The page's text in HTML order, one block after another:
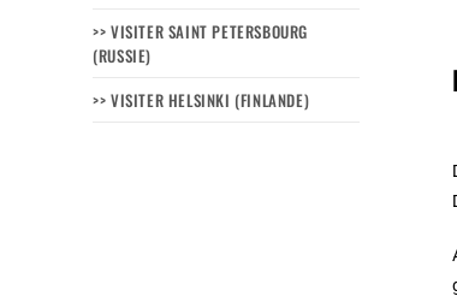
>> VISITER SAINT PETERSBOURG
(RUSSIE)
>> VISITER HELSINKI (FINLANDE)